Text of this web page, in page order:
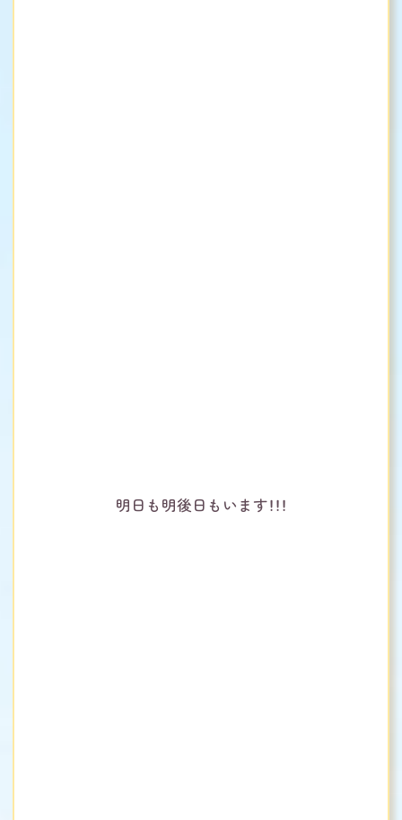
明日も明後日もいます！！！